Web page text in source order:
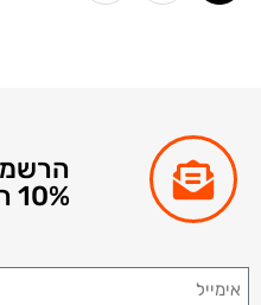
הרשמו
10% הנחה לקניות באתר